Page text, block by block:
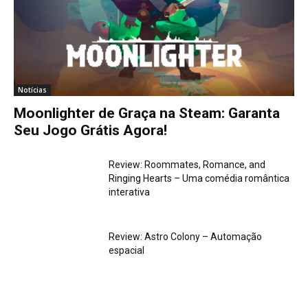
Notícias
Moonlighter de Graça na Steam: Garanta
Seu Jogo Grátis Agora!
Review: Roommates, Romance, and
Ringing Hearts – Uma comédia romântica
interativa
Review: Astro Colony – Automação
espacial